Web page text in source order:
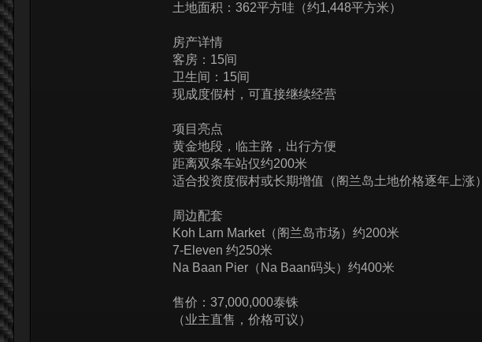
土地面积：362平方哇（约1,448平方米）
房产详情
客房：15间
卫生间：15间
现成度假村，可直接继续经营
项目亮点
黄金地段，临主路，出行方便
距离双条车站仅约200米
适合投资度假村或长期增值（阁兰岛土地价格逐年上涨）
周边配套
Koh Larn Market（阁兰岛市场）约200米
7-Eleven 约250米
Na Baan Pier（Na Baan码头）约400米
售价：37,000,000泰铢
（业主直售，价格可议）